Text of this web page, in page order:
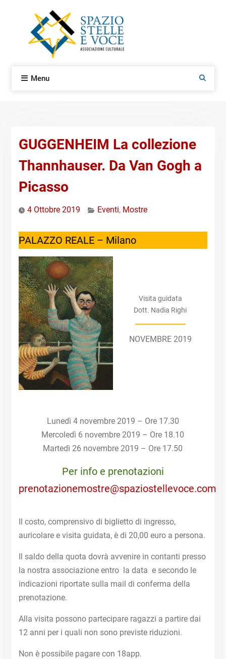
Menu Search
GUGGENHEIM La collezione
Thannhauser. Da Van Gogh a
Picasso
4 Ottobre 2019 Eventi, Mostre
PALAZZO REALE – Milano
Visita guidata
Dott. Nadia Righi
NOVEMBRE 2019
Lunedì 4 novembre 2019 – Ore 17.30
Mercoledì 6 novembre 2019 – Ore 18.10
Martedì 26 novembre 2019 – Ore 17.50
Per info e prenotazioni
prenotazionemostre@spaziostellevoce.com
Il costo, comprensivo di biglietto di ingresso,
auricolare e visita guidata, è di 20,00 euro a persona.
Il saldo della quota dovrà avvenire in contanti presso
la nostra associazione entro la data e secondo le
indicazioni riportate sulla mail di conferma della
prenotazione.
Alla visita possono partecipare ragazzi a partire dai
12 anni per i quali non sono previste riduzioni.
Non è possibile pagare con 18app.